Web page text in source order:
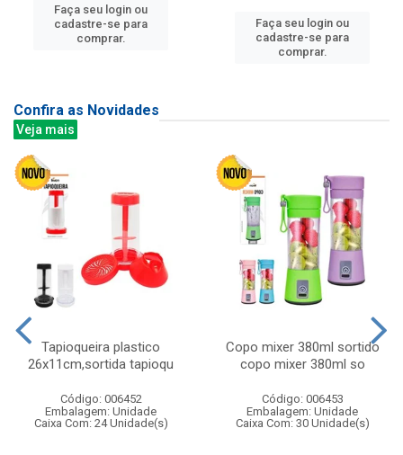
Faça seu login ou
cadastre-se para
comprar.
Faça seu login ou
cadastre-se para
comprar.
Confira as Novidades
Veja mais
Tapioqueira plastico
26x11cm,sortida tapioqu
Código: 006452
Embalagem: Unidade
Caixa Com: 24 Unidade(s)
Copo mixer 380ml sortido
copo mixer 380ml so
Código: 006453
Embalagem: Unidade
Caixa Com: 30 Unidade(s)